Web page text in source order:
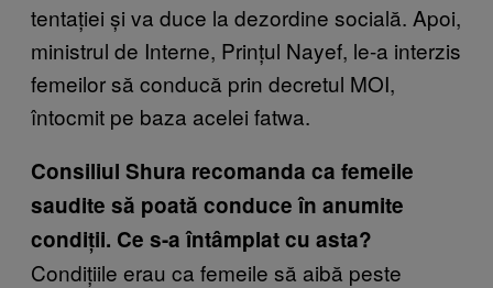
tentației și va duce la dezordine socială. Apoi,
ministrul de Interne, Prințul Nayef, le-a interzis
femeilor să conducă prin decretul MOI,
întocmit pe baza acelei fatwa.
Consiliul Shura recomanda ca femeile
saudite să poată conduce în anumite
condiții. Ce s-a întâmplat cu asta?
Condițiile erau ca femeile să aibă peste